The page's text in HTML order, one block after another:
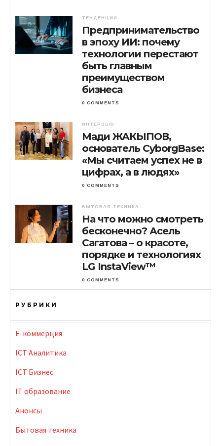
ТЕНДЕНЦИИ
Предпринимательство
в эпоху ИИ: почему
технологии перестают
быть главным
преимуществом
бизнеса
0 COMMENTS
ИНТЕРВЬЮ
Мади ЖАКЫПОВ,
основатель CyborgBase:
«Мы считаем успех не в
цифрах, а в людях»
0 COMMENTS
БЫТОВАЯ ТЕХНИКА
На что можно смотреть
бесконечно? Асель
Сагатова – о красоте,
порядке и технологиях
LG InstaView™
0 COMMENTS
РУБРИКИ
E-коммерция
ICT Аналитика
ICT Бизнес
IT образование
Анонсы
Бытовая техника